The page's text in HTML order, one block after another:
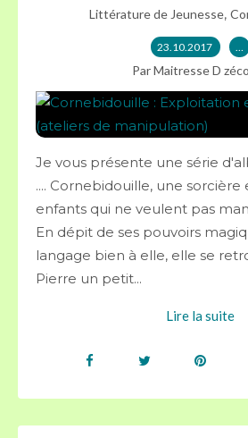
Littérature de Jeunesse,
23.10.2017 …
Par Maitresse D
Je vous présente une série
.... Cornebidouille, une
enfants qui ne veulent pas
En dépit de ses pouvoirs
langage bien à elle, elle se
Pierre un petit...
Lire la suite